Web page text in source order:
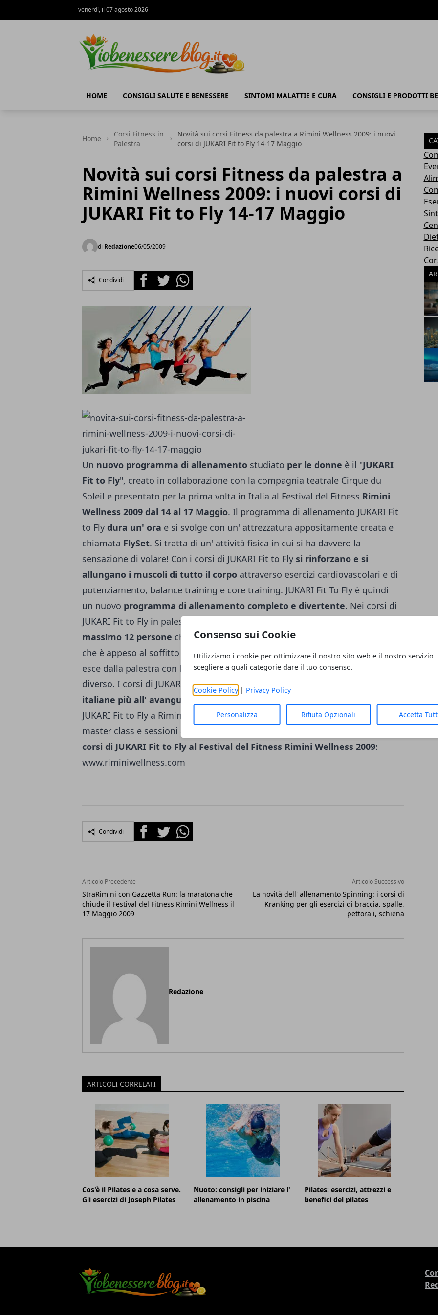
Consenso sui Cookie
Utilizziamo i cookie per ottimizzare il nostro sito web e il nostro servizio.
scegliere a quali categorie dare il tuo consenso.
Cookie Policy| Privacy Policy
Personalizza Rifiuta Opzionali Accetta
venerdì, il 07 agosto 2026
HOME CONSIGLI SALUTE E BENESSERE SINTOMI MALATTIE E CURA CONSIGLI E PRODOTTI
Home
Corsi Fitness in
Palestra
Novità sui corsi Fitness da palestra a Rimini Wellness 2009: i nuovi
corsi di JUKARI Fit to Fly 14-17 Maggio
Novità sui corsi Fitness da palestra a
Rimini Wellness 2009: i nuovi corsi di
JUKARI Fit to Fly 14-17 Maggio
di Redazione06/05/2009
Condividi FacebookTwitterWhatsapp
Un nuovo programma di allenamento studiato per le donne è il "JUKARI
Fit to Fly", creato in collaborazione con la compagnia teatrale Cirque du
Soleil e presentato per la prima volta in Italia al Festival del Fitness Rimini
Wellness 2009 dal 14 al 17 Maggio. Il programma di allenamento JUKARI Fit
to Fly dura un' ora e si svolge con un' attrezzatura appositamente creata e
chiamata FlySet. Si tratta di un' attività fisica in cui si ha davvero la
sensazione di volare! Con i corsi di JUKARI Fit to Fly si rinforzano e si
allungano i muscoli di tutto il corpo attraverso esercizi cardiovascolari e di
potenziamento, balance training e core training. JUKARI Fit To Fly è quindi
un nuovo programma di allenamento completo e divertente. Nei corsi di
JUKARI Fit to Fly in palestra, un istruttore qualificato segue un
massimo 12 persone che eseguono gli esercizi usando l' attrezzo Fly Set
che è appeso al soffitto della palestra. Chi segue un corso JUKARI Fit to Fly
esce dalla palestra con la sensazione di aver provato qualcosa di veramente
diverso. I corsi di JUKARI Fit to Flyprenderanno piede anche nelle palestre
italiane più all' avanguardia?Nel frattempo è possibile provare il corso di
JUKARI Fit to Fly a Rimini Wellness 2009 dal 14 al 17 maggio 2009 con tante
master class e sessioni aperte al pubblico.
corsi di JUKARI Fit to Fly al Festival del Fitness Rimini Wellness 2009:
www.riminiwellness.com
Condividi FacebookTwitterWhatsapp
Articolo Precedente
StraRimini con Gazzetta Run: la maratona che
chiude il Festival del Fitness Rimini Wellness il
17 Maggio 2009
Articolo Successivo
La novità dell' allenamento Spinning: i corsi di
Kranking per gli esercizi di braccia, spalle,
pettorali, schiena
Redazione
ARTICOLI CORRELATI
Cos'è il Pilates e a cosa serve.
Gli esercizi di Joseph Pilates
Nuoto: consigli per iniziare l'
allenamento in piscina
Pilates: esercizi, attrezzi e
benefici del pilates